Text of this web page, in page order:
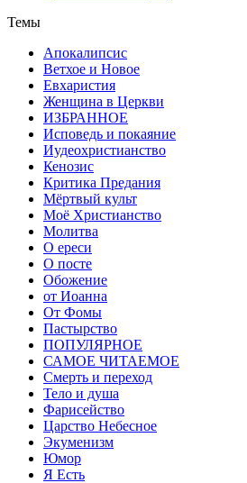
Темы
Апокалипсис
Ветхое и Новое
Евхаристия
Женщина в Церкви
ИЗБРАННОЕ
Исповедь и покаяние
Иудеохристианство
Кенозис
Критика Предания
Мёртвый культ
Моё Христианство
Молитва
О ереси
О посте
Обожение
от Иоанна
От Фомы
Пастырство
ПОПУЛЯРНОЕ
САМОЕ ЧИТАЕМОЕ
Смерть и переход
Тело и душа
Фарисейство
Царство Небесное
Экуменизм
Юмор
Я Есть